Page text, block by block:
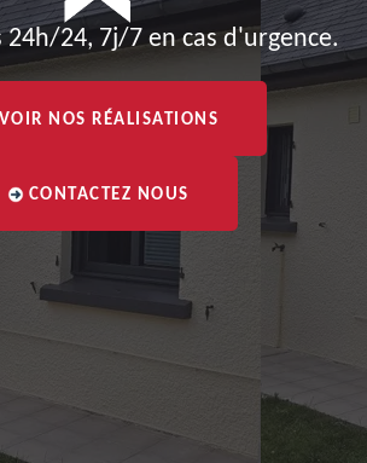
24, 7j/7 en cas d'urgence.
VOIR NOS RÉALISATIONS
CONTACTEZ NOUS